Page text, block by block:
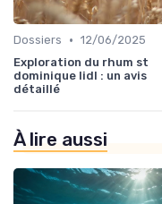
Dossiers • 12/06/2025
Exploration du rhum st
dominique lidl : un avis
détaillé
À lire aussi